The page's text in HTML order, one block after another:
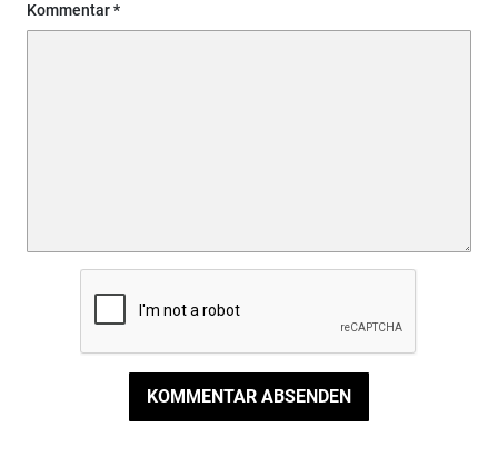
Kommentar
KOMMENTAR ABSENDEN